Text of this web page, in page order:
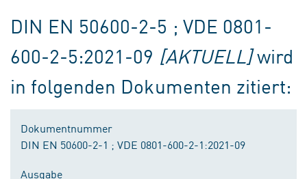
DIN EN 50600-2-5 ; VDE 0801-
600-2-5:2021-09 [AKTUELL]wird
in folgenden Dokumenten zitiert:
Dokumentnummer
DIN EN 50600-2-1 ; VDE 0801-600-2-1:2021-09
Ausgabe